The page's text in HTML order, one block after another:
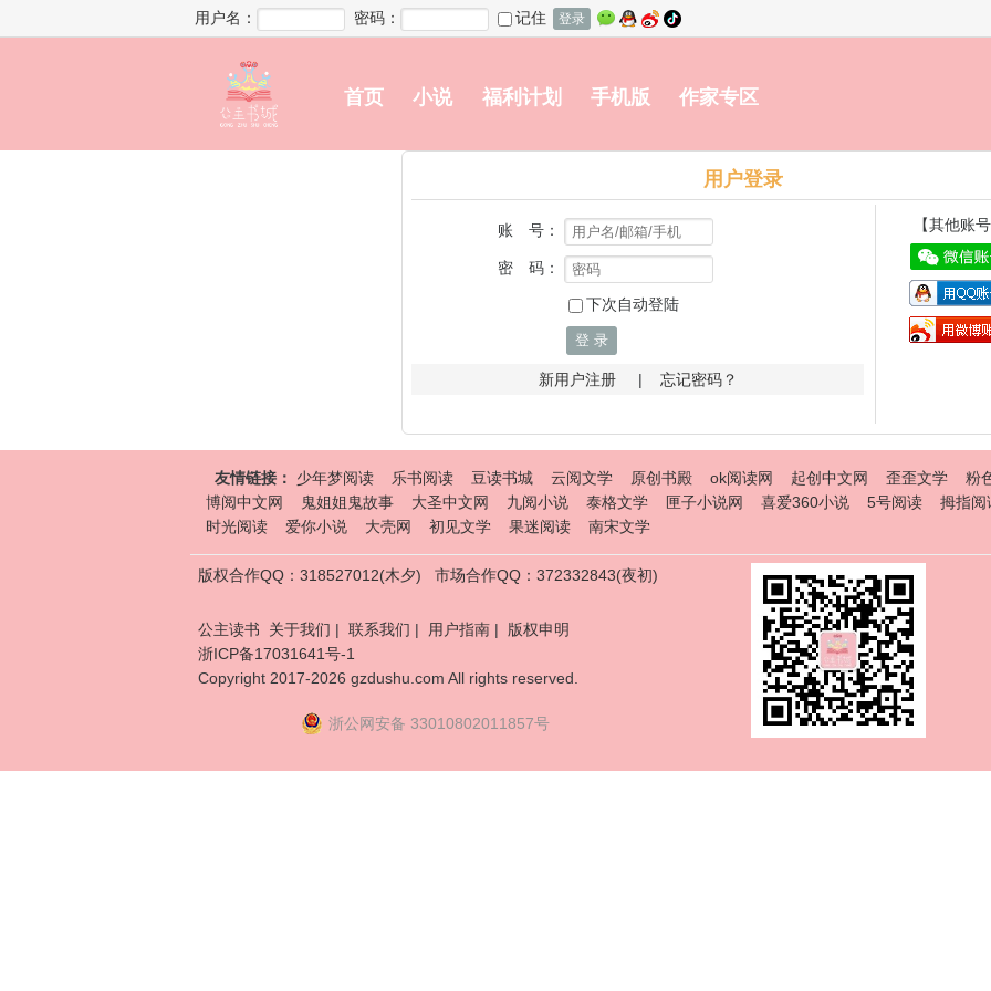
用户名： 密码： 记住 登录
首页 小说 福利计划 手机版 作家专区
用户登录
【其他账
账 号：
密 码：
下次自动登陆
登 录
新用户注册| 忘记密码？
友情链接： 少年梦阅读 乐书阅读 豆读书城 云阅文学 原创书殿 ok阅读网 起创中文网 歪歪文学 粉
博阅中文网
鬼姐姐鬼故事 大圣中文网 九阅小说 泰格文学 匣子小说网 喜爱360小说 5号阅读 拇指阅
时光阅读
爱你小说 大壳网 初见文学 果迷阅读 南宋文学
版权合作QQ：318527012(木夕) 市场合作QQ：372332843(夜初)
公主读书 关于我们 | 联系我们 | 用户指南 | 版权申明
浙ICP备17031641号-1
Copyright 2017-2026 gzdushu.com All rights reserved.
浙公网安备 33010802011857号